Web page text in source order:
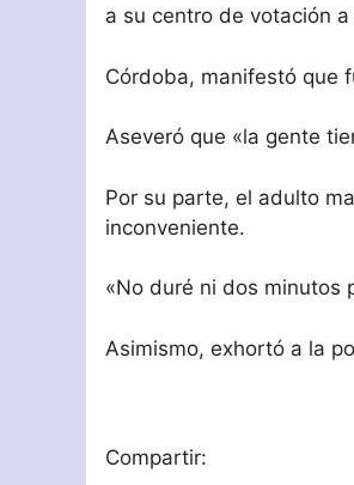
a su centro de votación
Córdoba, manifestó que
Aseveró que «la gente
Por su parte, el adulto
inconveniente.
«No duré ni dos minutos
Asimismo, exhortó a la
Compartir: